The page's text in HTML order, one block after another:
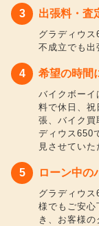
出張料・査
グラディウ
不成立でも出
希望の時間
バイクボー
料で休日、祝
張、バイク買
ディウス650
見させていた
ローン中の
グラディウ
様でもご安
き、お客様